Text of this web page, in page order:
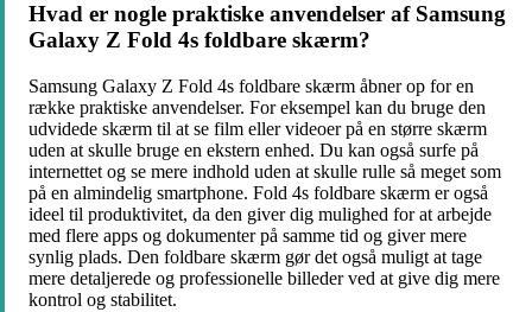
Hvad er nogle praktiske anvendelser af Samsung
Galaxy Z Fold 4s foldbare skærm?
Samsung Galaxy Z Fold 4s foldbare skærm åbner op for en
række praktiske anvendelser. For eksempel kan du bruge den
udvidede skærm til at se film eller videoer på en større skærm
uden at skulle bruge en ekstern enhed. Du kan også surfe på
internettet og se mere indhold uden at skulle rulle så meget som
på en almindelig smartphone. Fold 4s foldbare skærm er også
ideel til produktivitet, da den giver dig mulighed for at arbejde
med flere apps og dokumenter på samme tid og giver mere
synlig plads. Den foldbare skærm gør det også muligt at tage
mere detaljerede og professionelle billeder ved at give dig mere
kontrol og stabilitet.